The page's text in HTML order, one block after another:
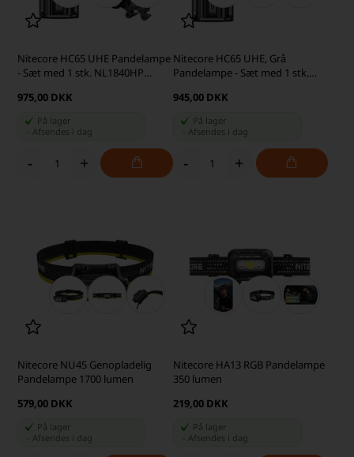
Nitecore HC65 UHE Pandelampe
- Sæt med 1 stk. NL1840HP
975,00 DKK
På lager
-Afsendes i dag
- +
Nitecore HC65 UHE, Grå
Pandelampe - Sæt med 1 stk.
UM2 Oplader
945,00 DKK
På lager
Afsendes i dag
- +
Nitecore NU45 Genopladelig
Pandelampe 1700 lumen
579,00 DKK
På lager
Afsendes i dag
Nitecore HA13 RGB Pandelampe
350 lumen
219,00 DKK
På lager
Afsendes i dag